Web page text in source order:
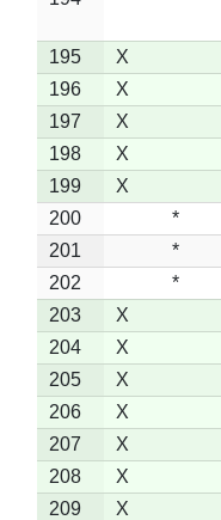
195
X
196
X
197
X
198
X
199
X
200
*
201
*
202
*
203
X
204
X
205
X
206
X
207
X
208
X
209
X